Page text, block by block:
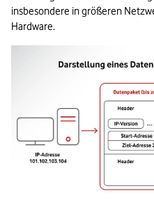
insbesondere in größeren
Hardware.